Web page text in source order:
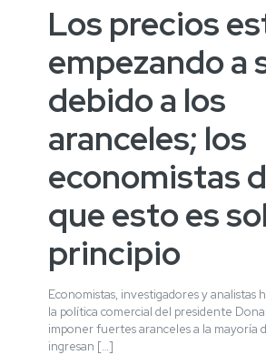
Los precios
empezando a
debido a los
aranceles; los
economistas
que esto es
principio
Economistas, investigadores y analistas
la política comercial del presidente
imponer fuertes aranceles a la mayoría
ingresan […]